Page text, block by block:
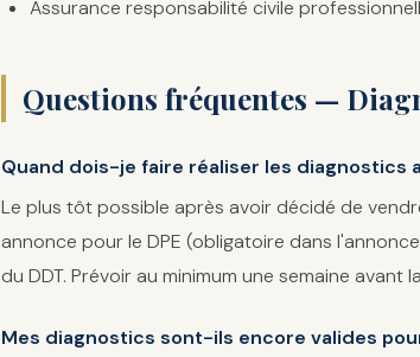
Assurance responsabilité civile
Questions fréquentes —
Quand dois-je faire réaliser les diagnostics
Le plus tôt possible après avoir décidé de
annonce pour le DPE (obligatoire dans
du DDT. Prévoir au minimum une semaine avant
Mes diagnostics sont-ils encore valides